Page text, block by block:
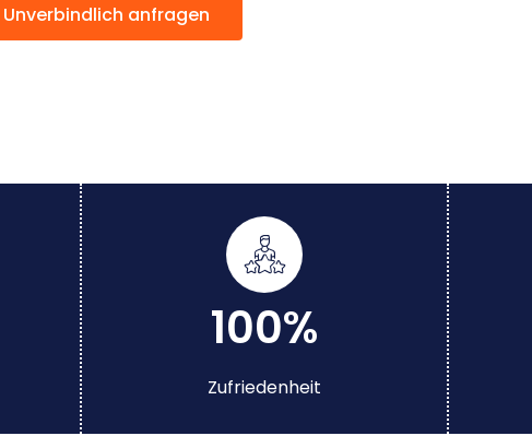
Unverbindlich anfragen
100%
Zufriedenheit